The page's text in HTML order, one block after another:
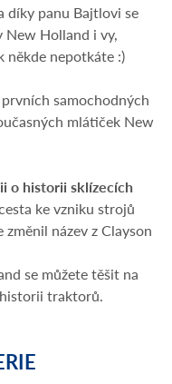
díky panu Bajtlovi se
New Holland i vy,
někde nepotkáte :)
samochodných
mlátiček New
o historii sklízecích
ke vzniku strojů
název z Clayson
se můžete těšit na
traktorů.